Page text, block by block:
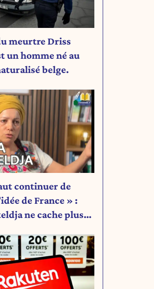
meurtre Driss
un homme né au
belge.
continuer de
de France » :
ne cache plus